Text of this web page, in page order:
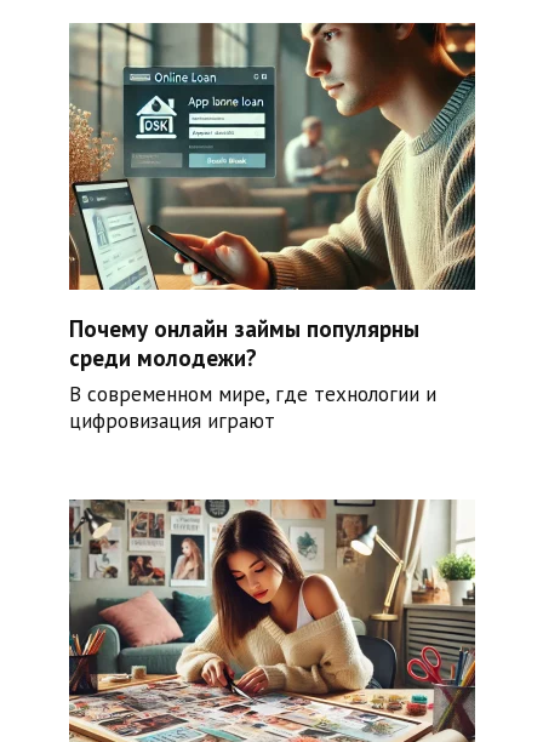
Почему онлайн займы популярны
среди молодежи?
В современном мире, где технологии и
цифровизация играют